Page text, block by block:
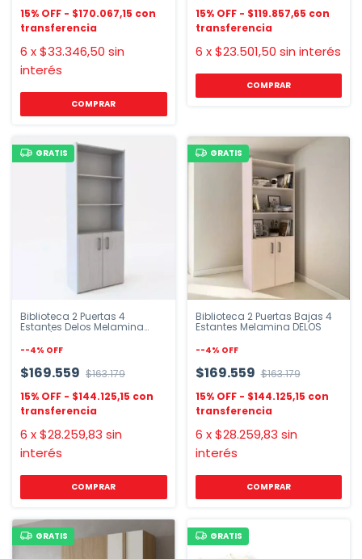
$170.067,15
6 x$33.346,50 sin
interés
$119.857,65
6 x$23.501,50 sin interés
GRATIS
Biblioteca 2 Puertas 4
Estantes Delos Melamina
--4% OFF
$169.559 $163.179
$144.125,15
6 x$28.259,83 sin
interés
GRATIS
Biblioteca 2 Puertas Bajas 4
Estantes Melamina DELOS
--4% OFF
$169.559 $163.179
$144.125,15
6 x$28.259,83 sin
interés
GRATIS GRATIS